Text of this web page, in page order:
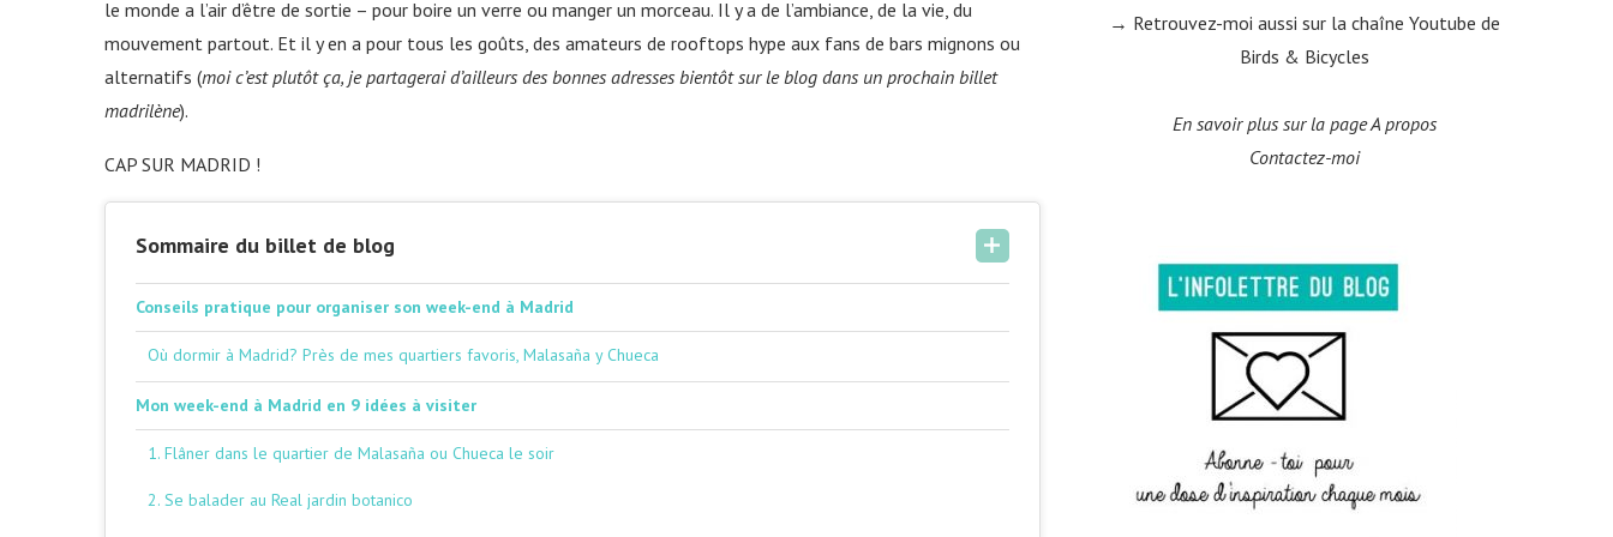
le monde a l’air d’être de sortie – pour boire un verre ou manger un morceau. Il y a de l’ambiance, de la vie, du
mouvement partout. Et il y en a pour tous les goûts, des amateurs de rooftops hype aux fans de bars mignons ou
alternatifs (moi c’est plutôt ça, je partagerai d’ailleurs des bonnes adresses bientôt sur le blog dans un prochain billet
madrilène).
CAP SUR MADRID !
Sommaire du billet de blog
Conseils pratique pour organiser son week-end à Madrid
Où dormir à Madrid? Près de mes quartiers favoris, Malasaña y Chueca
Mon week-end à Madrid en 9 idées à visiter
1. Flâner dans le quartier de Malasaña ou Chueca le soir
2. Se balader au Real jardin botanico
→ Retrouvez-moi aussi sur la chaîne Youtube de
Birds & Bicycles
En savoir plus sur la page A propos
Contactez-moi